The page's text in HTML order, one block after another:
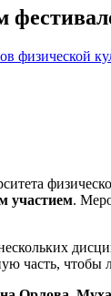
участием.
часть, чтобы